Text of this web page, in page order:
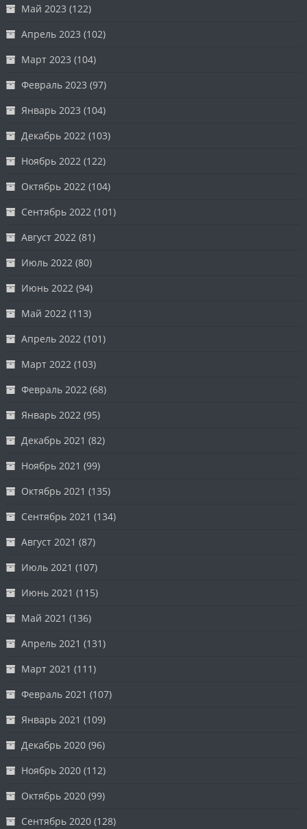
Май 2023 (122)
Апрель 2023 (102)
Март 2023 (104)
Февраль 2023 (97)
Январь 2023 (104)
Декабрь 2022 (103)
Ноябрь 2022 (122)
Октябрь 2022 (104)
Сентябрь 2022 (101)
Август 2022 (81)
Июль 2022 (80)
Июнь 2022 (94)
Май 2022 (113)
Апрель 2022 (101)
Март 2022 (103)
Февраль 2022 (68)
Январь 2022 (95)
Декабрь 2021 (82)
Ноябрь 2021 (99)
Октябрь 2021 (135)
Сентябрь 2021 (134)
Август 2021 (87)
Июль 2021 (107)
Июнь 2021 (115)
Май 2021 (136)
Апрель 2021 (131)
Март 2021 (111)
Февраль 2021 (107)
Январь 2021 (109)
Декабрь 2020 (96)
Ноябрь 2020 (112)
Октябрь 2020 (99)
Сентябрь 2020 (128)